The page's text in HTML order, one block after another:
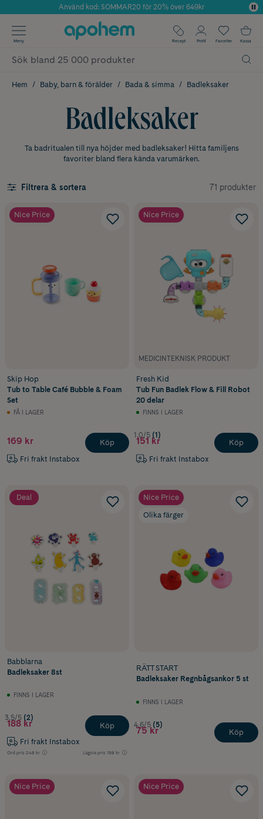
Årets Butik 2025 inom Skönhet
Använd kod: SOMMAR20 för 20% över 649kr
✓ Fri frakt
✓ Poäng på alla köp*
Meny Recept Profil Favoriter Kassa
Hem Baby, barn & förälder Bada & simma Badleksaker
Badleksaker
Ta badritualen till nya höjder med badleksaker! Hitta familjens
favoriter bland flera kända varumärken.
Filtrera & sortera 71 produkter
Nice Price
Skip Hop
Tub to Table Café Bubble & Foam
Set
FÅ I LAGER
169 kr
Fri frakt Instabox
Köp
Nice Price
MEDICINTEKNISK PRODUKT
Fresh Kid
Tub Fun Badlek Flow & Fill Robot
20 delar
FINNS I LAGER
1.0/5 (1)
151 kr
Fri frakt Instabox
Köp
Deal
Babblarna
Badleksaker 8st
FINNS I LAGER
3.5/5 (2)
188 kr
Fri frakt Instabox
Ord.pris 248 kr Lägsta pris 198 kr
Köp
Nice Price
Olika färger
RÄTT START
Badleksaker Regnbågsankor 5 st
FINNS I LAGER
4.6/5 (5)
75 kr Köp
Nice Price Nice Price